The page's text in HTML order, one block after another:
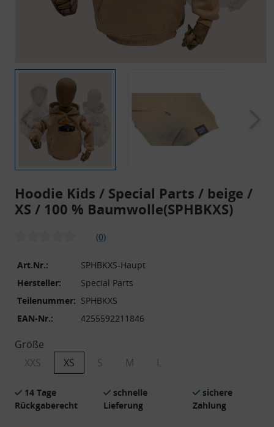
Hoodie Kids / Special Parts / beige /
XS / 100 % Baumwolle(SPHBKXS)
(0)
Art.Nr.:
SPHBKXS-Haupt
Hersteller:
Special Parts
Teilenummer: SPHBKXS
EAN-Nr.:
4255592211846
Größe
XXS
XS S M L
14 Tage
Rückgaberecht
schnelle
Lieferung
sichere
Zahlung